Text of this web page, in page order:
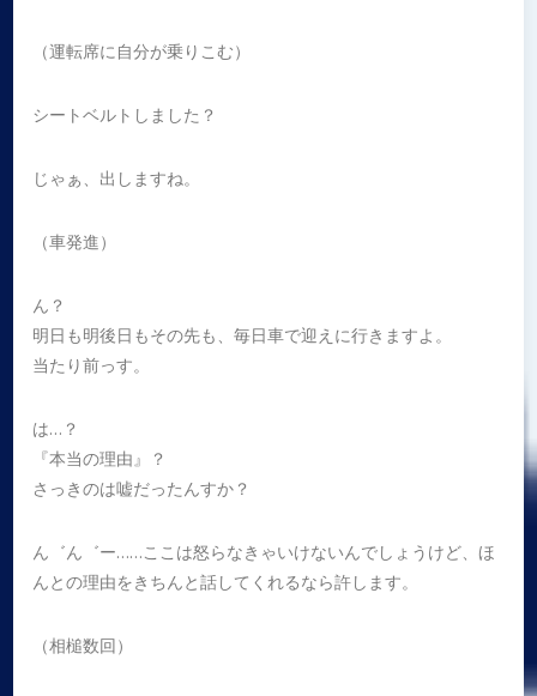
（運転席に自分が乗りこむ）
シートベルトしました？
じゃぁ、出しますね。
（車発進）
ん？
明日も明後日もその先も、毎日車で迎えに行きますよ。
当たり前っす。
は…？
『本当の理由』？
さっきのは嘘だったんすか？
ん゛ん゛ー……ここは怒らなきゃいけないんでしょうけど、ほ
んとの理由をきちんと話してくれるなら許します。
（相槌数回）